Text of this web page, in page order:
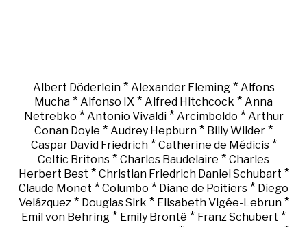
Albert Döderlein* Alexander Fleming* Alfons
Mucha * Alfonso IX * Alfred Hitchcock * Anna
Netrebko * Antonio Vivaldi* Arcimboldo * Arthur
Conan Doyle * Audrey Hepburn * Billy Wilder *
Caspar David Friedrich* Catherine de Médicis*
Celtic Britons * Charles Baudelaire * Charles
Herbert Best * Christian Friedrich Daniel Schubart *
Claude Monet * Columbo * Diane de Poitiers * Diego
Velázquez* Douglas Sirk * Elisabeth Vigée-Lebrun*
Emil von Behring * Emily Brontë * Franz Schubert *